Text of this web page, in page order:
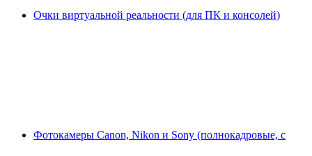
Очки виртуальной реальности (для ПК и консолей)
Фотокамеры Canon, Nikon и Sony (полнокадровые, с